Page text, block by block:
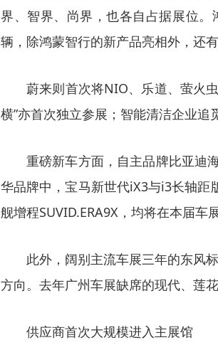
界、智界、尚界，也各自占据展位
辆，除鸿蒙智行的新产品亮相外，还
蔚来则首次将NIO、乐道、萤火
横”亦首次独立参展；智能清洁企业追
重磅新车方面，自主品牌比亚迪
华品牌中，宝马新世代iX3与i3长轴距
舰增程SUVID.ERA9X，均将在本届车
此外，阔别主流车展三年的东风
方向。去年广州车展缺席的现代、莲
供应商首次大规模进入主展馆